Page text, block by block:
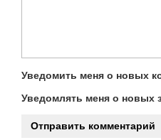
Уведомить меня о новых
Уведомлять меня о новых